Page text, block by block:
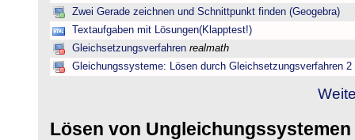
Zwei Gerade zeichnen und Schnittpunkt finden (Geogebra)
Textaufgaben mit Lösungen(Klapptest!)
Gleichsetzungsverfahren realmath
Gleichungssysteme: Lösen durch Gleichsetzungsverfahren 2
Lösen von Ungleichungssystemen